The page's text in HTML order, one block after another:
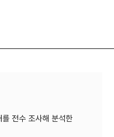
전수 조사해 분석한